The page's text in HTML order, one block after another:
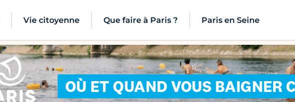
Vie citoyenne Que faire à Paris ? Paris en Seine